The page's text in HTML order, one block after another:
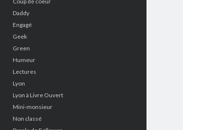
Daddy
Engagé
Geek
Green
Humeur
Lectures
Lyon
Lyon à Livre Ouvert
Mini-monsieur
Non classé